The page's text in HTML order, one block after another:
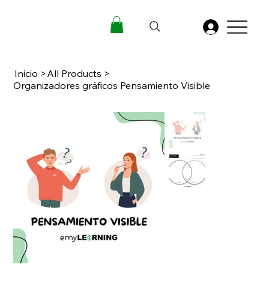
Inicio > All Products >
Organizadores gráficos Pensamiento Visible